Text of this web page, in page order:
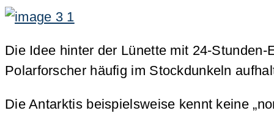
Die Idee hinter der Lünette mit 24-
Polarforscher häufig im Stockdunkeln
Die Antarktis beispielsweise kennt keine